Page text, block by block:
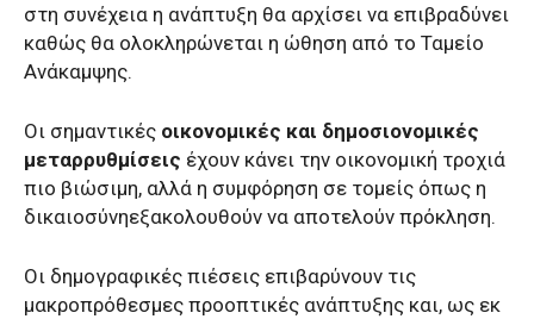
στη συνέχεια η ανάπτυξη θα αρχίσει να επιβραδύνει
καθώς θα ολοκληρώνεται η ώθηση από το Ταμείο
Ανάκαμψης.
Οι σημαντικές οικονομικές και δημοσιονομικές
μεταρρυθμίσεις έχουν κάνει την οικονομική τροχιά
πιο βιώσιμη, αλλά η συμφόρηση σε τομείς όπως η
δικαιοσύνηεξακολουθούν να αποτελούν πρόκληση.
Οι δημογραφικές πιέσεις επιβαρύνουν τις
μακροπρόθεσμες προοπτικές ανάπτυξης και, ως εκ